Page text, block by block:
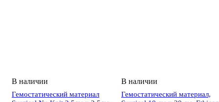
Гемостатический материал
Гемостатический материал,